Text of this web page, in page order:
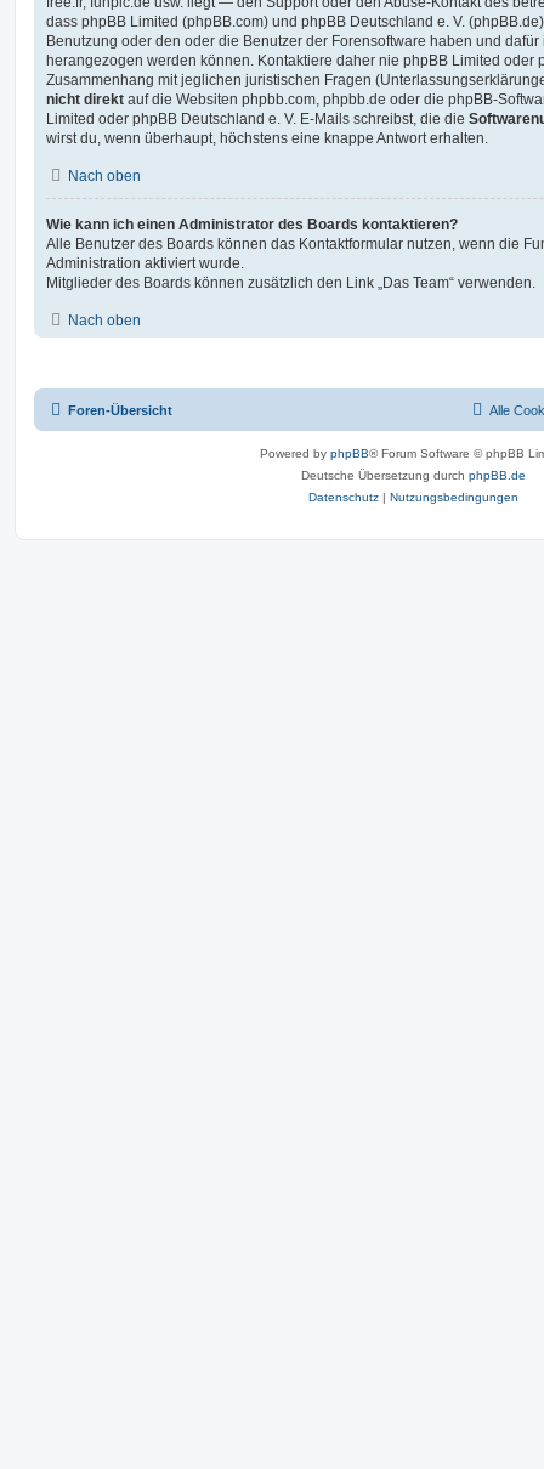
dass phpBB Limited (phpBB.com) und phpBB Deutschland e. V.
Benutzung oder den oder die Benutzer der Forensoftware haben und
herangezogen werden können. Kontaktiere daher nie phpBB Limited oder
Zusammenhang mit jeglichen juristischen Fragen
nicht direkt auf die Websiten phpbb.com, phpbb.de oder die phpBB-
Limited oder phpBB Deutschland e. V. E-Mails schreibst, die die
wirst du, wenn überhaupt, höchstens eine knappe Antwort erhalten.
Nach oben
Wie kann ich einen Administrator des Boards kontaktieren?
Alle Benutzer des Boards können das Kontaktformular nutzen, wenn die
Administration aktiviert wurde.
Mitglieder des Boards können zusätzlich den Link „Das Team“ verwenden.
Nach oben
Foren-Übersicht Alle
Powered by phpBB® Forum Software © phpBB
Deutsche Übersetzung durch phpBB.de
Datenschutz | Nutzungsbedingungen